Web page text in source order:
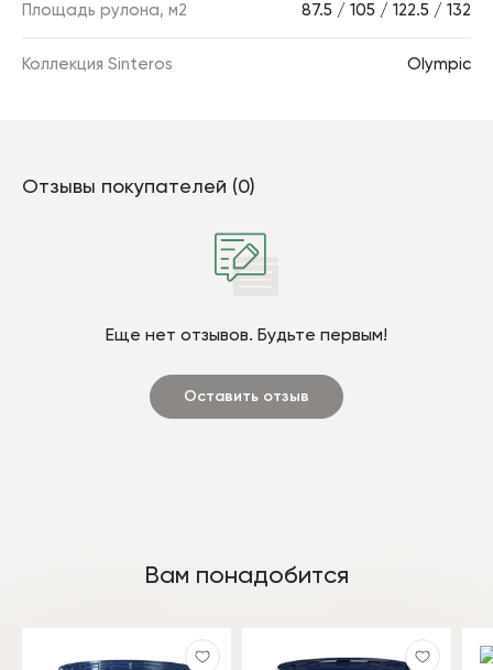
Площадь рулона, м2 87.5 / 105 / 122.5 / 132
Коллекция Sinteros Olympic
Отзывы покупателей (0)
Еще нет отзывов. Будьте первым!
Оставить отзыв
Вам понадобится